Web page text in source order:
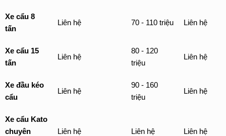
Xe cẩu 8
tấn
Liên hệ 70 - 110 triệu Liên hệ
Xe cẩu 15
tấn
Liên hệ
80 - 120
triệu
Liên hệ
Xe đầu kéo
cẩu
Liên hệ
90 - 160
triệu
Liên hệ
Xe cẩu Kato
chuyên
Liên hệ Liên hệ Liên hệ